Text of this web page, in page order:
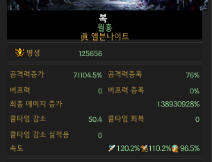
복
월홍
眞 엘븐나이트
명성 125656
공격력증가 71104.5% 공격력증폭 76%
버프력 0 버프력 증폭 0%
최종 데미지 증가
138930928%
쿨타임 감소
50.4 쿨타임 회복 0
쿨타임 감소 실적용 0
속도 120.2% 110.2% 96.5%